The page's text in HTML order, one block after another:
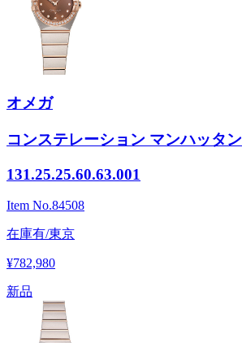
オメガ
コンステレーション マンハッタン
131.25.25.60.63.001
Item No.84508
在庫有/東京
¥782,980
新品